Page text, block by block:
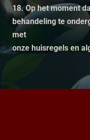
18. Op het moment
behandeling te
met
onze huisregels en